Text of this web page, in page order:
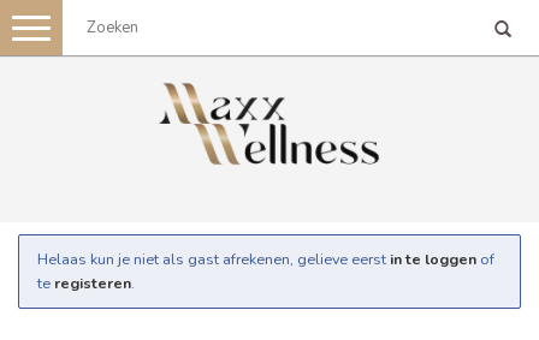
Toggle
navigation
Helaas kun je niet als gast afrekenen, gelieve eerst in te loggen of
te registeren.